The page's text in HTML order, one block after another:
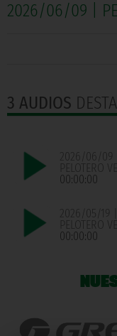
2026/06/09 |
3 AUDIOS
2026/06/09 |
PELOTERO
00:00:00
2026/05/19 |
PELOTERO
00:00:00